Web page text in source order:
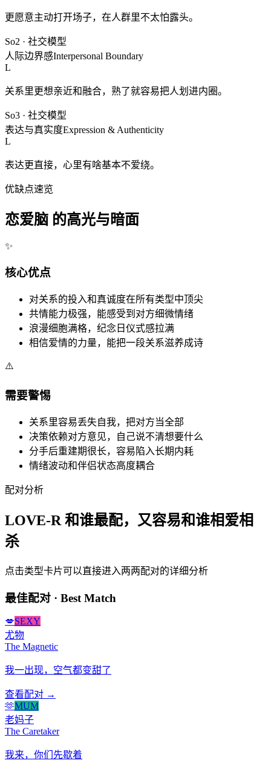
更愿意主动打开场子，在人群里不太怕露头。
So2 · 社交模型
人际边界感Interpersonal Boundary
L
关系里更想亲近和融合，熟了就容易把人划进内圈。
So3 · 社交模型
表达与真实度Expression & Authenticity
L
表达更直接，心里有啥基本不爱绕。
优缺点速览
恋爱脑 的高光与暗面
✨
核心优点
对关系的投入和真诚度在所有类型中顶尖
共情能力极强，能感受到对方细微情绪
浪漫细胞满格，纪念日仪式感拉满
相信爱情的力量，能把一段关系滋养成诗
⚠️
需要警惕
关系里容易丢失自我，把对方当全部
决策依赖对方意见，自己说不清想要什么
分手后重建期很长，容易陷入长期内耗
情绪波动和伴侣状态高度耦合
配对分析
LOVE-R 和谁最配，又容易和谁相爱相
杀
点击类型卡片可以直接进入两两配对的详细分析
最佳配对 · Best Match
💋SEXY
尤物
The Magnetic
我一出现，空气都变甜了
查看配对 →
🫶MUM
老妈子
The Caretaker
我来，你们先歇着